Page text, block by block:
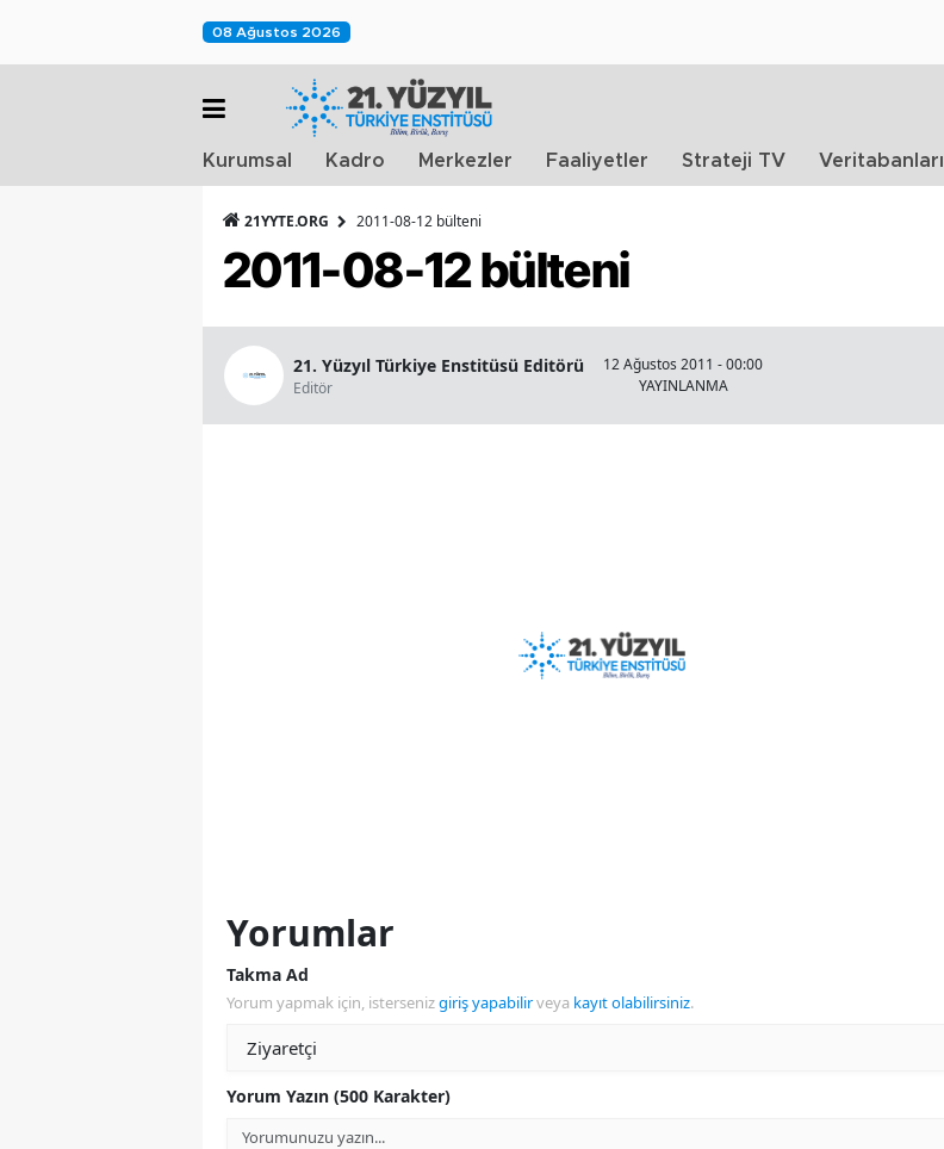
08 Ağustos 2026
Kurumsal Kadro Merkezler Faaliyetler Strateji TV Veritabanları
21YYTE.ORG 2011-08-12 bülteni
2011-08-12 bülteni
21. Yüzyıl Türkiye Enstitüsü Editörü
Editör
12 Ağustos 2011 - 00:00
YAYINLANMA
Yorumlar
Takma Ad
Yorum yapmak için, istersenizgiriş yapabilirveya kayıt olabilirsiniz.
Yorum Yazın (500 Karakter)